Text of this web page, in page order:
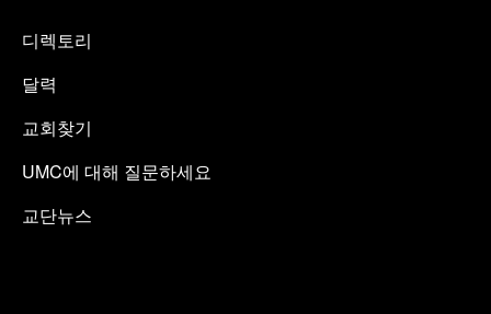
디렉토리
달력
교회찾기
UMC에 대해 질문하세요
교단뉴스